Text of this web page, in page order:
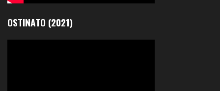
OSTINATO (2021)